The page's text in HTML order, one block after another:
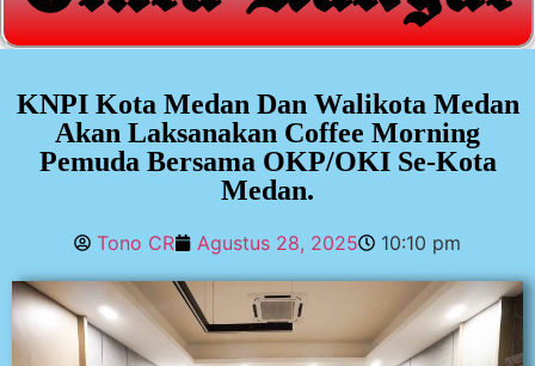
KNPI Kota Medan Dan Walikota Medan
Akan Laksanakan Coffee Morning
Pemuda Bersama OKP/OKI Se-Kota
Medan.
Tono CR Agustus 28, 2025 10:10 pm